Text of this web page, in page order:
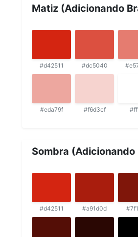
Matiz (Adicionando
#d42511 #dc5040
#eda79f #f6d3cf
Sombra (Adicionando
#d42511 #a91d0d